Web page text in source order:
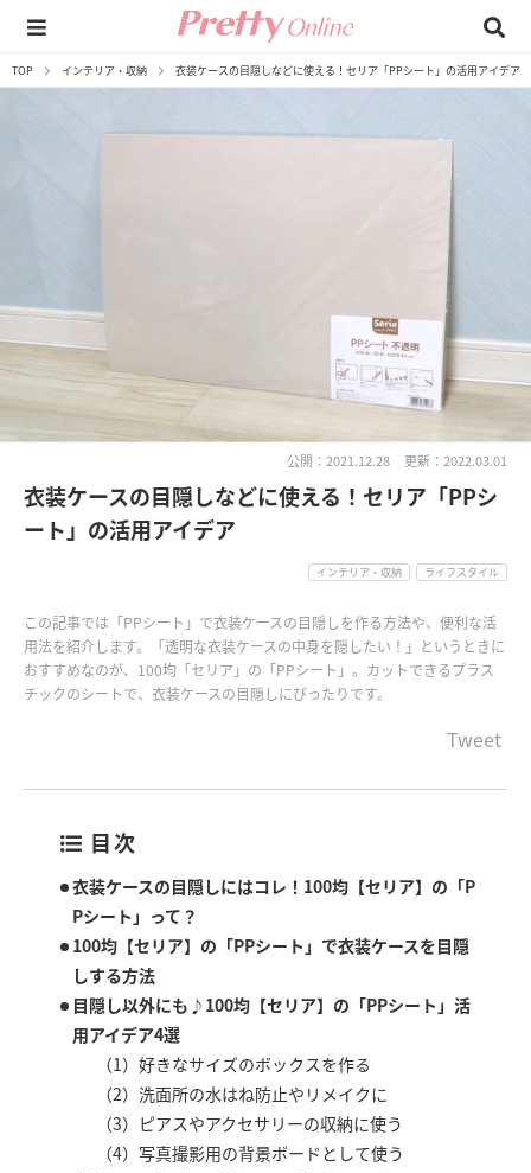
TOP インテリア・収納 衣装ケースの目隠しなどに使える！セリア「PPシート」の活用アイデア
公開：2021.12.28 更新：2022.03.01
衣装ケースの目隠しなどに使える！セリア「PPシ
ート」の活用アイデア
インテリア・収納 ライフスタイル
この記事では「PPシート」で衣装ケースの目隠しを作る方法や、便利な活
用法を紹介します。「透明な衣装ケースの中身を隠したい！」というときに
おすすめなのが、100均「セリア」の「PPシート」。カットできるプラス
チックのシートで、衣装ケースの目隠しにぴったりです。
Tweet
目次
衣装ケースの目隠しにはコレ！100均【セリア】の「P
Pシート」って？
100均【セリア】の「PPシート」で衣装ケースを目隠
しする方法
目隠し以外にも♪100均【セリア】の「PPシート」活
用アイデア4選
（1）好きなサイズのボックスを作る
（2）洗面所の水はね防止やリメイクに
（3）ピアスやアクセサリーの収納に使う
（4）写真撮影用の背景ボードとして使う